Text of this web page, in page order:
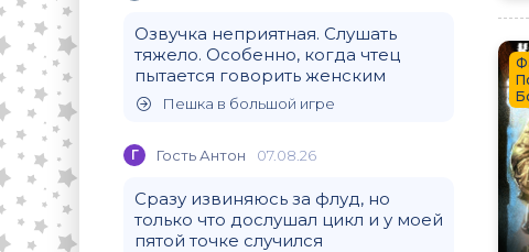
Озвучка неприятная. Слушать
тяжело. Особенно, когда чтец
пытается говорить женским
Пешка в большой игре
Г Гость Антон 07.08.26
Сразу извиняюсь за флуд, но
только что дослушал цикл и у моей
пятой точке случился